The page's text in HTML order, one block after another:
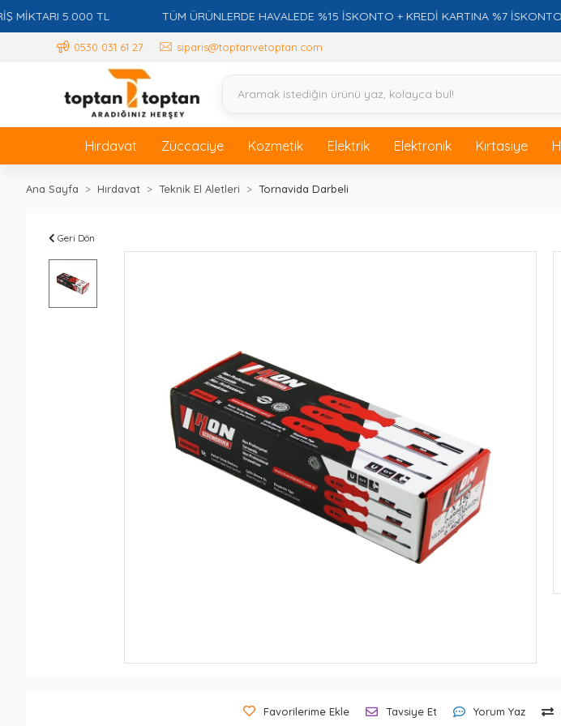
5.000 TL TÜM ÜRÜNLERDE HAVALEDE %15 İSKONTO + KREDİ KARTINA %7 İSKONTO +
0530 031 61 27 siparis@toptanvetoptan.com
Hırdavat Züccaciye Kozmetik Elektrik Elektronik Kırtasiye
Ana Sayfa Hırdavat Teknik El Aletleri Tornavida Darbeli
Geri Dön
Favorilerime Ekle Tavsiye Et Yorum Yaz